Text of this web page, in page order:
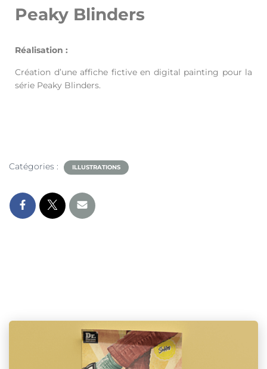
Peaky Blinders
Réalisation :
Création d’une affiche fictive en digital painting pour la
série Peaky Blinders.
Catégories : ILLUSTRATIONS